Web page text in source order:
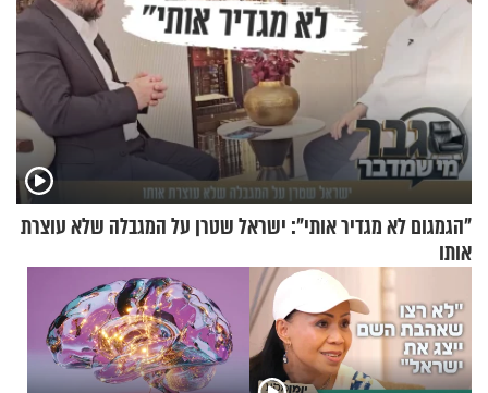
"הגמגום לא מגדיר אותי": ישראל שטרן על המגבלה שלא עוצרת
אותו